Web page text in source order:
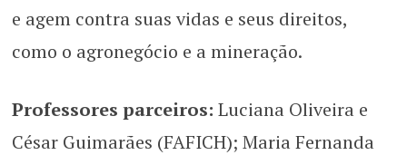
e agem contra suas vidas e seus direitos,
como o agronegócio e a mineração.
Professores parceiros: Luciana Oliveira e
César Guimarães (FAFICH); Maria Fernanda